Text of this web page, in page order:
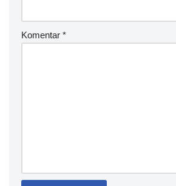
Komentar *